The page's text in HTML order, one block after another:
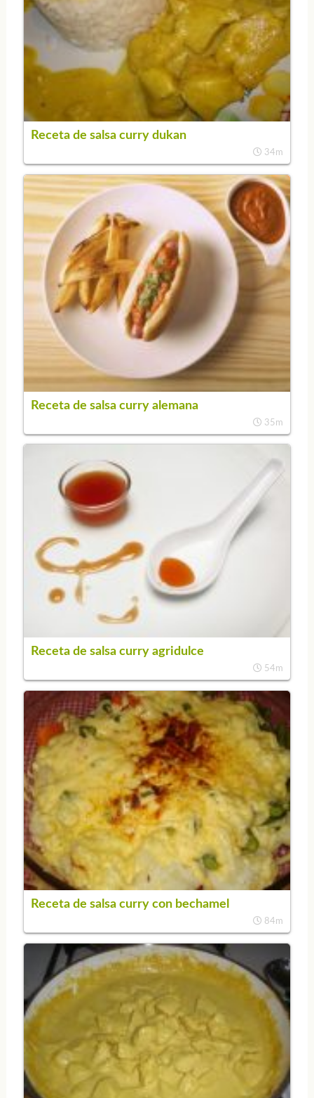
Receta de salsa curry dukan
34m
Receta de salsa curry alemana
35m
Receta de salsa curry agridulce
54m
Receta de salsa curry con bechamel
84m